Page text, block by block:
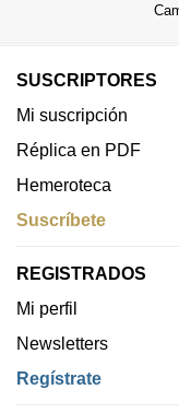
SUSCRIPTORES
Mi suscripción
Réplica en PDF
Hemeroteca
Suscríbete
REGISTRADOS
Mi perfil
Newsletters
Regístrate